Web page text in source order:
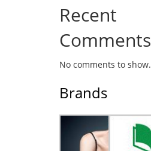
Recent
Comments
No comments to show.
Brands